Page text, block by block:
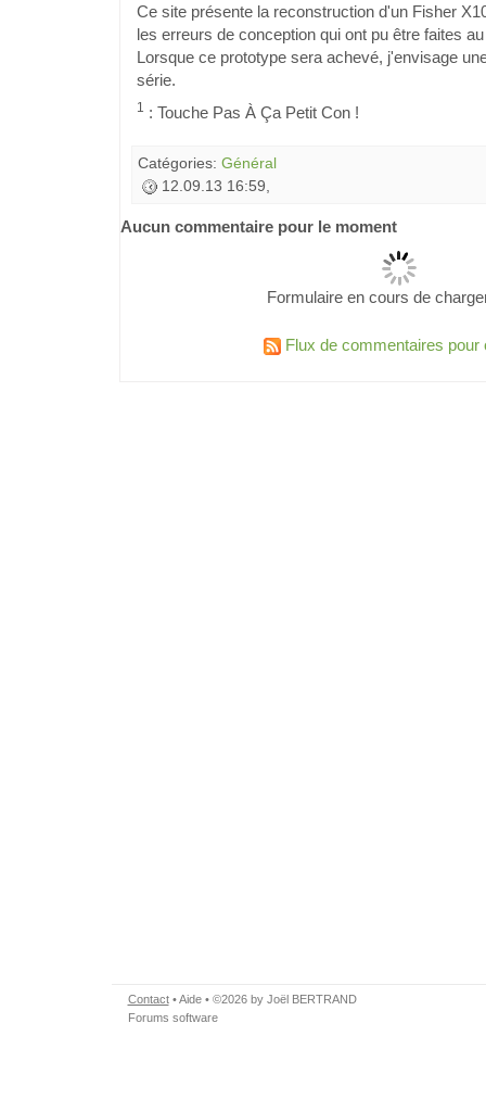
Ce site présente la reconstruction d'un Fisher
les erreurs de conception qui ont pu être faites
Lorsque ce prototype sera achevé, j'envisage
série.
1 : Touche Pas À Ça Petit Con !
Catégories: Général
12.09.13 16:59,
Aucun commentaire pour le moment
Formulaire en cours de
Flux de commentaires pour
Contact•Aide• ©2026 by Joël BERTRAND
Forums software